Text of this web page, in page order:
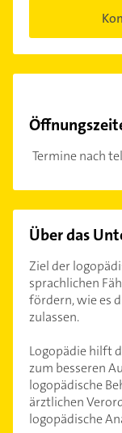
Termine nach
Über das
Ziel der
sprachlichen
fördern, wie es
zulassen.
Logopädie hilft
zum besseren
logopädische
ärztlichen
logopädische